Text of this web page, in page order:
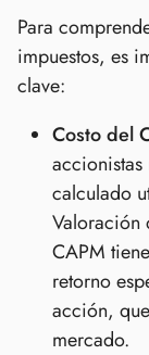
Para
impuestos, es
clave:
Costo del
calculado
Valoración
CAPM
retorno
acción,
mercado.